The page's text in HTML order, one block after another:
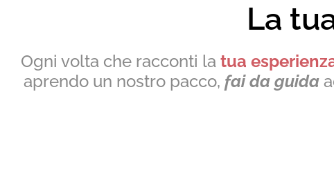
La
Ogni volta che racconti la tua
aprendo un nostro pacco, fai da guida